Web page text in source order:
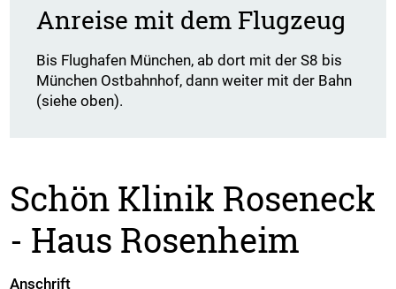
Anreise mit dem Flugzeug
Bis Flughafen München, ab dort mit der S8 bis
München Ostbahnhof, dann weiter mit der Bahn
(siehe oben).
Schön Klinik Roseneck
- Haus Rosenheim
Anschrift